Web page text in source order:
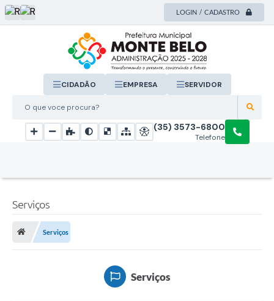
LOGIN / CADASTRO
O que voce procura?
CIDADÃO EMPRESA SERVIDOR
Telefone
(35) 3573-6800
Serviços
Serviços
Serviços